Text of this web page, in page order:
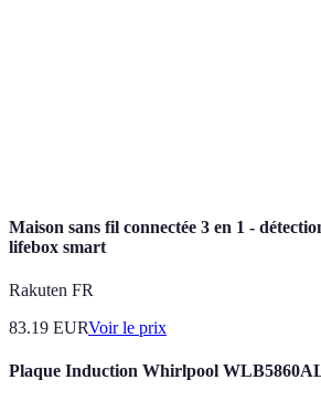
Maison sans fil connectée 3 en 1 -
lifebox smart
Rakuten FR
83.19 EURVoir le prix
Plaque Induction Whirlpool